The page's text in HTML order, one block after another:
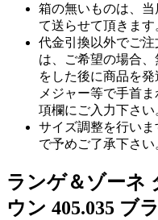
箱の無いものは、
て送らせて頂きます
代金引換以外でご
は、ご希望の場合
をした後に商品を発
メジャー等で手首
項欄にご入力下さい
サイズ調整を行い
で予めご了承下さい
ランゲ＆ゾーネ
ウン 405.035 ブ